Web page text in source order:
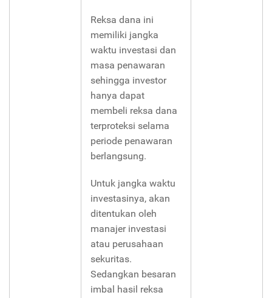
Reksa dana ini
memiliki jangka
waktu investasi dan
masa penawaran
sehingga investor
hanya dapat
membeli reksa dana
terproteksi selama
periode penawaran
berlangsung.
Untuk jangka waktu
investasinya, akan
ditentukan oleh
manajer investasi
atau perusahaan
sekuritas.
Sedangkan besaran
imbal hasil reksa